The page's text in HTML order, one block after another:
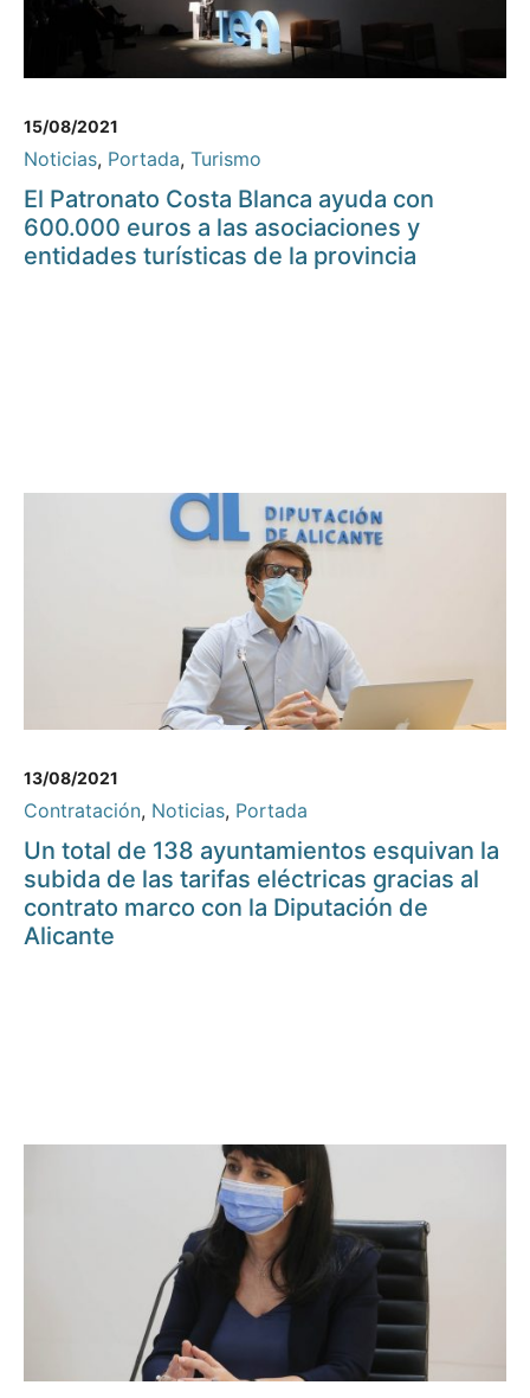
15/08/2021
Noticias, Portada, Turismo
El Patronato Costa Blanca ayuda con
600.000 euros a las asociaciones y
entidades turísticas de la provincia
13/08/2021
Contratación, Noticias, Portada
Un total de 138 ayuntamientos esquivan la
subida de las tarifas eléctricas gracias al
contrato marco con la Diputación de
Alicante